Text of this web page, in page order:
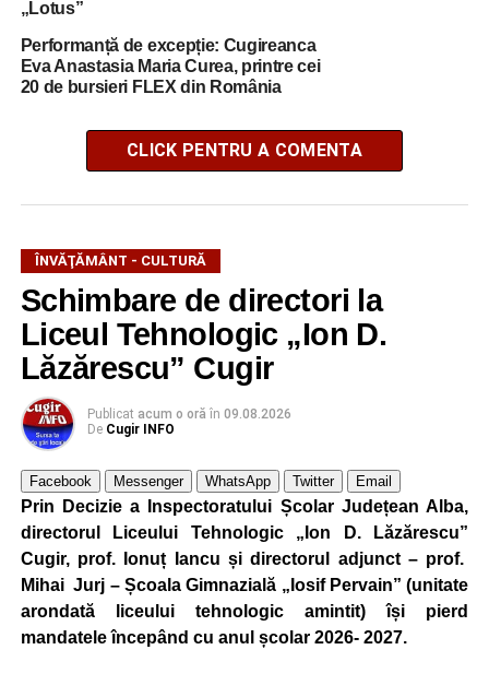
„Lotus”
Performanță de excepție: Cugireanca
Eva Anastasia Maria Curea, printre cei
20 de bursieri FLEX din România
CLICK PENTRU A COMENTA
ÎNVĂŢĂMÂNT - CULTURĂ
Schimbare de directori la
Liceul Tehnologic „Ion D.
Lăzărescu” Cugir
Publicat acum o oră în 09.08.2026
De Cugir INFO
Facebook Messenger WhatsApp Twitter Email
Prin Decizie a Inspectoratului Școlar Județean Alba,
directorul Liceului Tehnologic „Ion D. Lăzărescu”
Cugir, prof. Ionuț Iancu și directorul adjunct – prof.
Mihai Jurj – Școala Gimnazială „Iosif Pervain” (unitate
arondată liceului tehnologic amintit) își pierd
mandatele începând cu anul școlar 2026- 2027.